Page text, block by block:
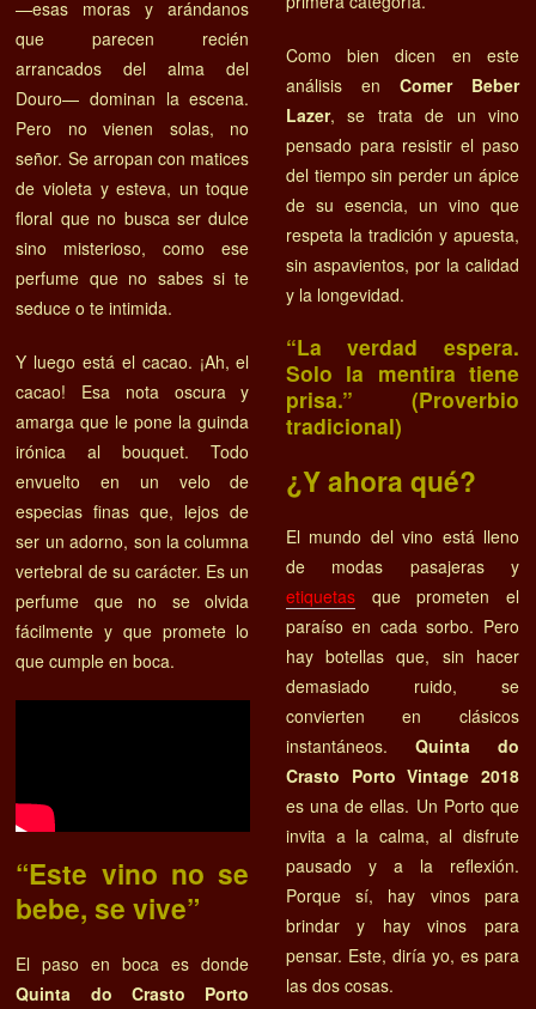
—esas moras y arándanos
que parecen recién
arrancados del alma del
Douro— dominan la escena.
Pero no vienen solas, no
señor. Se arropan con matices
de violeta y esteva, un toque
floral que no busca ser dulce
sino misterioso, como ese
perfume que no sabes si te
seduce o te intimida.
Y luego está el cacao. ¡Ah, el
cacao! Esa nota oscura y
amarga que le pone la guinda
irónica al bouquet. Todo
envuelto en un velo de
especias finas que, lejos de
ser un adorno, son la columna
vertebral de su carácter. Es un
perfume que no se olvida
fácilmente y que promete lo
que cumple en boca.
“Este vino no se
bebe, se vive”
El paso en boca es donde
Quinta do Crasto Porto
Como bien dicen en este
análisis en Comer Beber
Lazer, se trata de un vino
pensado para resistir el paso
del tiempo sin perder un ápice
de su esencia, un vino que
respeta la tradición y apuesta,
sin aspavientos, por la calidad
y la longevidad.
“La verdad espera.
Solo la mentira tiene
prisa.” (Proverbio
tradicional)
¿Y ahora qué?
El mundo del vino está lleno
de modas pasajeras y
etiquetasque prometen el
paraíso en cada sorbo. Pero
hay botellas que, sin hacer
demasiado ruido, se
convierten en clásicos
instantáneos. Quinta do
Crasto Porto Vintage 2018
es una de ellas. Un Porto que
invita a la calma, al disfrute
pausado y a la reflexión.
Porque sí, hay vinos para
brindar y hay vinos para
pensar. Este, diría yo, es para
las dos cosas.